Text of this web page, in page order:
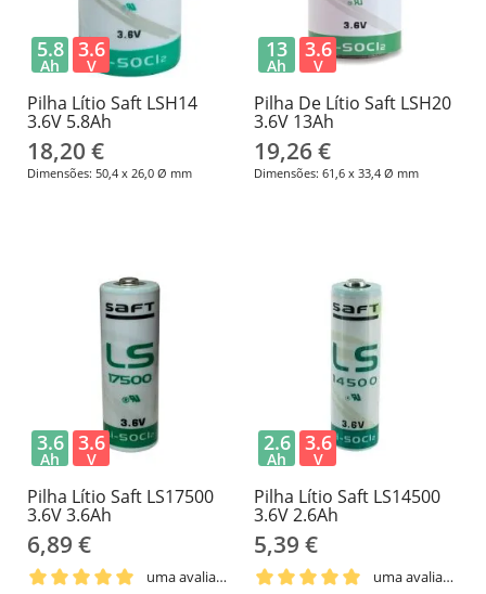
Pilha Lítio Saft LSH14
3.6V 5.8Ah
18,20 €
Dimensões: 50,4 x 26,0 Ø mm
5.8
Ah
3.6
V
Pilha De Lítio ​​Saft LSH20
3.6V 13Ah
19,26 €
Dimensões: 61,6 x 33,4 Ø mm
13
Ah
3.6
V
Pilha Lítio Saft LS17500
3.6V 3.6Ah
6,89 €
uma avaliação
3.6
Ah
3.6
V
Pilha Lítio Saft LS14500
3.6V ​​2.6Ah
5,39 €
uma avaliação
2.6
Ah
3.6
V